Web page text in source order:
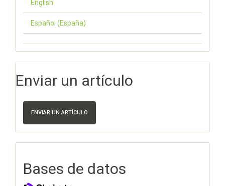
English
Español (España)
Enviar un artículo
ENVIAR UN ARTÍCULO
Bases de datos